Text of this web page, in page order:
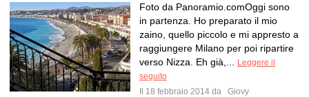
Foto da Panoramio.comOggi sono
in partenza. Ho preparato il mio
zaino, quello piccolo e mi appresto a
raggiungere Milano per poi ripartire
verso Nizza. Eh già,...
Leggere il
seguito
Il 18 febbraio 2014 da
Giovy